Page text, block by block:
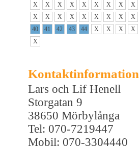
X
X X X X X X X X
X
X X X X X X X X
40
41 42 43 44 X X X X
X
Kontaktinformation
Lars och Lif Henell
Storgatan 9
38650 Mörbylånga
Tel: 070-7219447
Mobil: 070-3304440